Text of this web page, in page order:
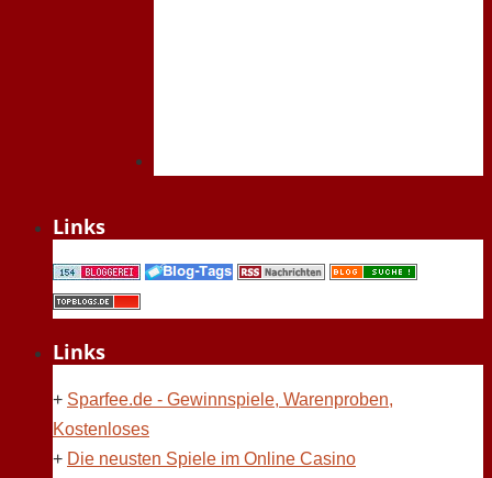
Links
Links
+ Sparfee.de - Gewinnspiele, Warenproben,
Kostenloses
+ Die neusten Spiele im Online Casino